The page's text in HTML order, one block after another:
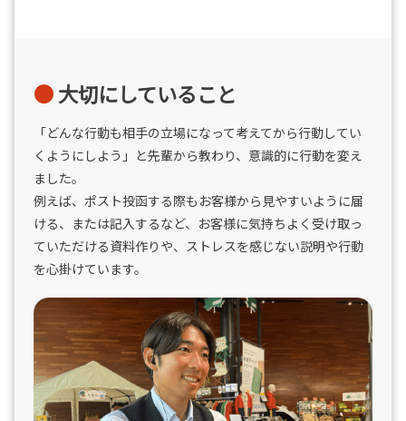
大切にしていること
「どんな行動も相手の立場になって考えてから行動してい
くようにしよう」と先輩から教わり、意識的に行動を変え
ました。
例えば、ポスト投函する際もお客様から見やすいように届
ける、または記入するなど、お客様に気持ちよく受け取っ
ていただける資料作りや、ストレスを感じない説明や行動
を心掛けています。